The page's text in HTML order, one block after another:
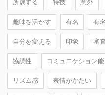
所属する 特技 意外
趣味を活かす 有名 有
自分を変える 印象 審
協調性 コミュニケション能
リズム感 表情がかたい